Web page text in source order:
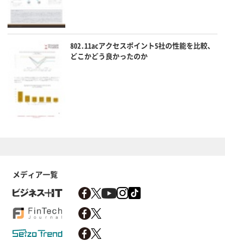
802.11acアクセスポイント5社の性能を比較、
どこかどう良かったのか
メディア一覧